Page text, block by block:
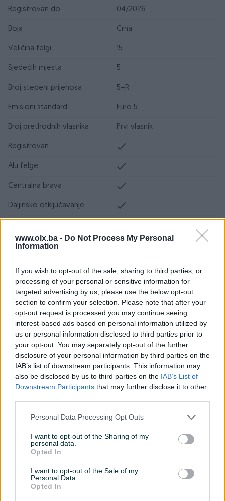
www.olx.ba - Do Not Process My Personal
Information
If you wish to opt-out of the sale, sharing to third parties, or
processing of your personal or sensitive information for
targeted advertising by us, please use the below opt-out
section to confirm your selection. Please note that after your
opt-out request is processed you may continue seeing
interest-based ads based on personal information utilized by
us or personal information disclosed to third parties prior to
your opt-out. You may separately opt-out of the further
disclosure of your personal information by third parties on the
IAB’s list of downstream participants. This information may
also be disclosed by us to third parties on the IAB’s List of
Downstream Participants that may further disclose it to other
Personal Data Processing Opt Outs
I want to opt-out of the Sharing of my
personal data.
Opted In
I want to opt-out of the Sale of my
Personal Data.
Opted In
Registrovan do 04/2026
Boja Crna
Veličina felgi 15
Sjedećih mjesta 5
Broj stepeni prijenosa 5+R
Emisioni standard Euro 5
Broj prethodnih vlasnika Prvi vlasnik
Registrovan
Alu felge
Centralna brava
Daljinsko otključavanje
ABS
Servo volan
Datum objave 05.09.2025
Oprema
Klimatizacija Jednozonska
Muzika/ozvučenje CD MP3
Vrsta enterijera Platno
Metalik
Komande na volanu
Tempomat